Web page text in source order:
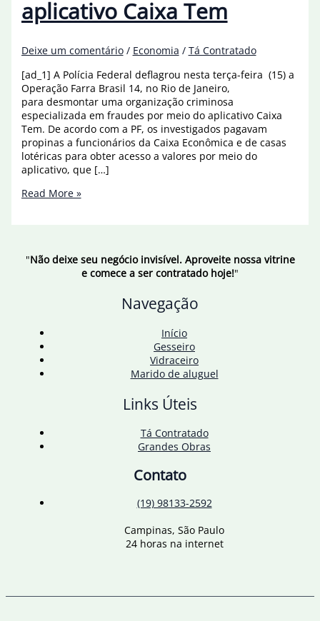
aplicativo Caixa Tem
Deixe um comentário / Economia / Tá Contratado
[ad_1] A Polícia Federal deflagrou nesta terça-feira (15) a
Operação Farra Brasil 14, no Rio de Janeiro,
para desmontar uma organização criminosa
especializada em fraudes por meio do aplicativo Caixa
Tem. De acordo com a PF, os investigados pagavam
propinas a funcionários da Caixa Econômica e de casas
lotéricas para obter acesso a valores por meio do
aplicativo, que […]
PF
que
Read More »
"Não deixe seu negócio invisível. Aproveite nossa vitrine
e comece a ser contratado hoje!"
Navegação
Início
Gesseiro
Vidraceiro
Marido de aluguel
Links Úteis
Tá Contratado
Grandes Obras
Contato
(19) 98133-2592
Campinas, São Paulo
24 horas na internet